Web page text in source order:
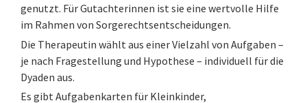
genutzt. Für Gutachterinnen ist sie eine wertvolle Hilfe
im Rahmen von Sorgerechtsentscheidungen.
Die Therapeutin wählt aus einer Vielzahl von Aufgaben –
je nach Fragestellung und Hypothese – individuell für die
Dyaden aus.
Es gibt Aufgabenkarten für Kleinkinder,